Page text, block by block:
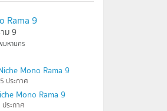
Rama 9
ม 9
มหานคร
Mono Rama 9
ประกาศ
Mono Rama 9
ระกาศ